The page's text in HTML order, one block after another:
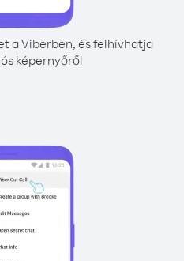
a Viberben, és felhívhatja
képernyőről